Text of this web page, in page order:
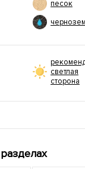
песок
чернозем
светлая
сторона